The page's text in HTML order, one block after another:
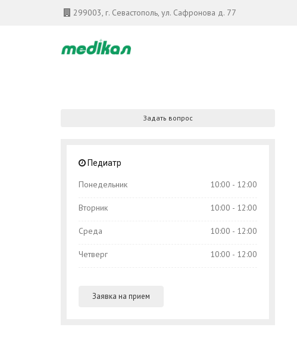
299003, г. Севастополь, ул. Сафронова д. 77
Задать вопрос
Педиатр
Понедельник 10:00 - 12:00
Вторник 10:00 - 12:00
Среда 10:00 - 12:00
Четверг 10:00 - 12:00
Заявка на прием